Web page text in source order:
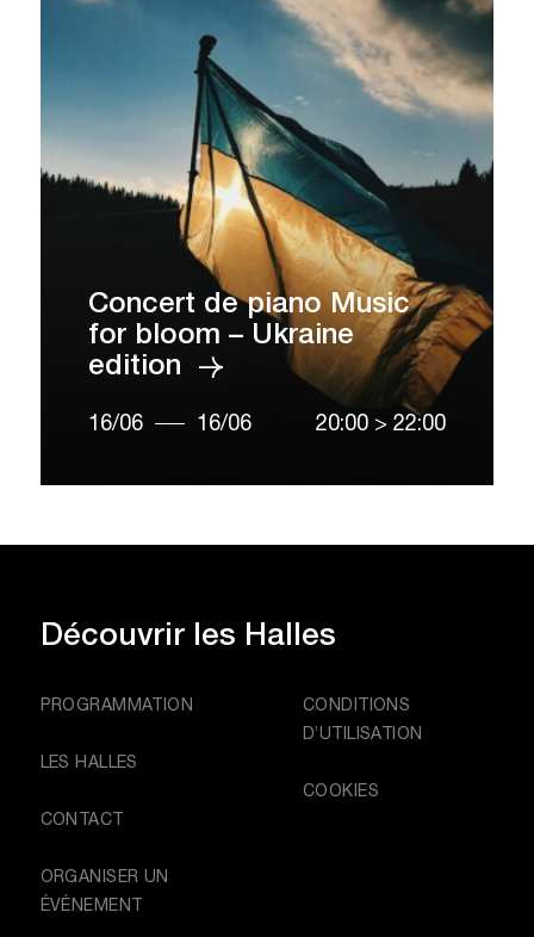
Concert de piano Music
for bloom – Ukraine
edition
16/06 16/06 20:00 > 22:00
Découvrirles Halles
CONDITIONS
D’UTILISATION
COOKIES
PROGRAMMATION
LES HALLES
CONTACT
ORGANISER UN
ÉVÉNEMENT